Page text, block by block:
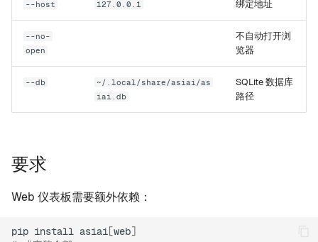
GET /api/status
GET /api/snapshot
GET /api/benchmarks
GET /api/engine-history
process
GET /api/metrics
说明
--host 127.0.0.1 绑定地址
--no-
open
不自动打开浏
览器
--db
~/.local/share/asiai/as
iai.db
SQLite 数据库
路径
要求
Web 仪表板需要额外依赖：
pip install asiai[web]